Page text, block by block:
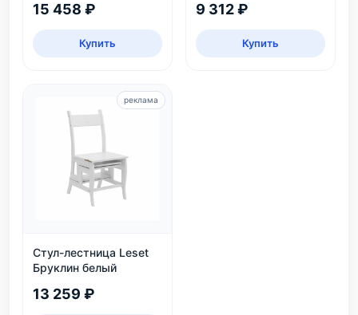
15 458 ₽
Купить
9 312 ₽
Купить
Стул-лестница Leset
Бруклин белый
13 259 ₽
реклама